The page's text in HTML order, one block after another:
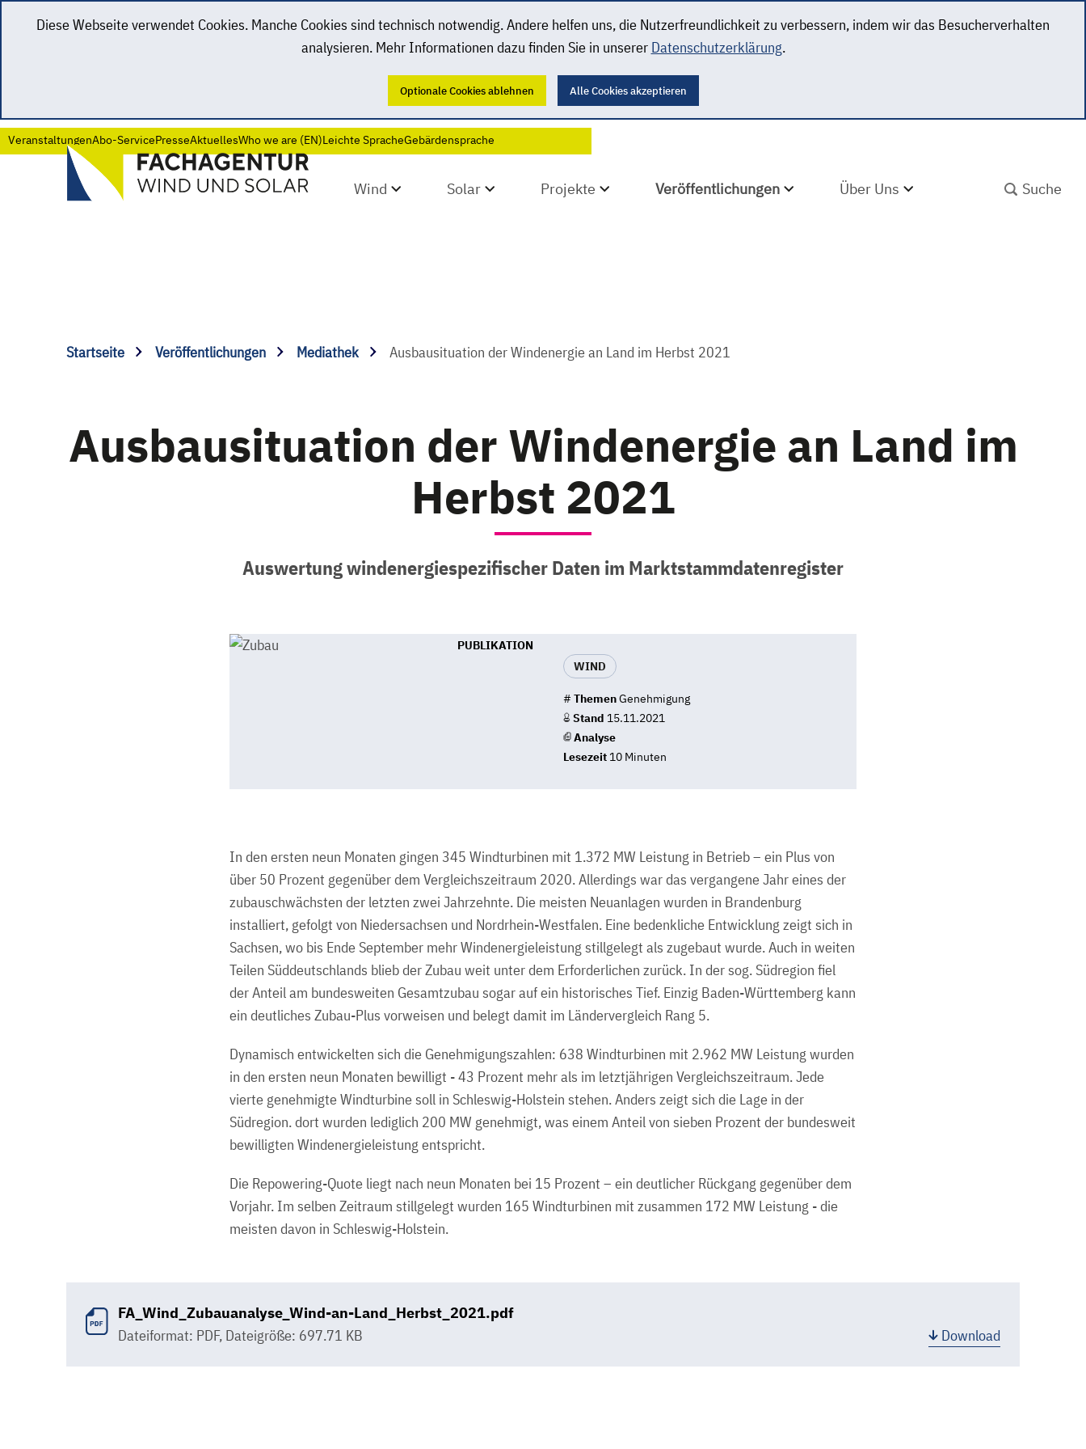
Diese Webseite verwendet Cookies. Manche Cookies sind technisch notwendig. Andere helfen uns, die Nutzerfreundlichkeit zu verbessern, indem wir das Besucherverhalten
analysieren. Mehr Informationen dazu finden Sie in unserer Datenschutzerklärung.
Optionale Cookies ablehnen Alle Cookies akzeptieren
VeranstaltungenAbo-ServicePresseAktuellesWho we are (EN)Leichte SpracheGebärdensprache
Wind Solar Projekte Veröffentlichungen Über Uns
Startseite Veröffentlichungen Mediathek Ausbausituation der Windenergie an Land im Herbst 2021
Ausbausituation der Windenergie an Land im
Herbst 2021
Auswertung windenergiespezifischer Daten im Marktstammdatenregister
PUBLIKATION
WIND
# ThemenGenehmigung
Stand 15.11.2021
Analyse
Lesezeit 10 Minuten
In den ersten neun Monaten gingen 345 Windturbinen mit 1.372 MW Leistung in Betrieb – ein Plus von
über 50 Prozent gegenüber dem Vergleichszeitraum 2020. Allerdings war das vergangene Jahr eines der
zubauschwächsten der letzten zwei Jahrzehnte. Die meisten Neuanlagen wurden in Brandenburg
installiert, gefolgt von Niedersachsen und Nordrhein-Westfalen. Eine bedenkliche Entwicklung zeigt sich in
Sachsen, wo bis Ende September mehr Windenergieleistung stillgelegt als zugebaut wurde. Auch in weiten
Teilen Süddeutschlands blieb der Zubau weit unter dem Erforderlichen zurück. In der sog. Südregion fiel
der Anteil am bundesweiten Gesamtzubau sogar auf ein historisches Tief. Einzig Baden-Württemberg kann
ein deutliches Zubau-Plus vorweisen und belegt damit im Ländervergleich Rang 5.
Dynamisch entwickelten sich die Genehmigungszahlen: 638 Windturbinen mit 2.962 MW Leistung wurden
in den ersten neun Monaten bewilligt - 43 Prozent mehr als im letztjährigen Vergleichszeitraum. Jede
vierte genehmigte Windturbine soll in Schleswig-Holstein stehen. Anders zeigt sich die Lage in der
Südregion. dort wurden lediglich 200 MW genehmigt, was einem Anteil von sieben Prozent der bundesweit
bewilligten Windenergieleistung entspricht.
Die Repowering-Quote liegt nach neun Monaten bei 15 Prozent – ein deutlicher Rückgang gegenüber dem
Vorjahr. Im selben Zeitraum stillgelegt wurden 165 Windturbinen mit zusammen 172 MW Leistung - die
meisten davon in Schleswig-Holstein.
FA_Wind_Zubauanalyse_Wind-an-Land_Herbst_2021.pdf
Dateiformat: PDF, Dateigröße: 697.71 KB Download